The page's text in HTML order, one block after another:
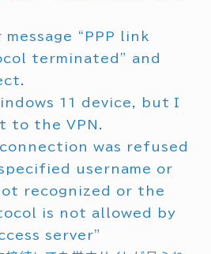
“PPP link
terminated” and
11 device, but I
to the VPN.
was refused
username or
recognized or the
is not allowed by
server”